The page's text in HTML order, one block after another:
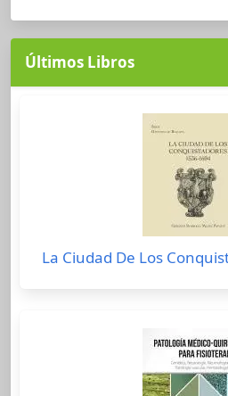
Últimos Libros
La Ciudad De Los